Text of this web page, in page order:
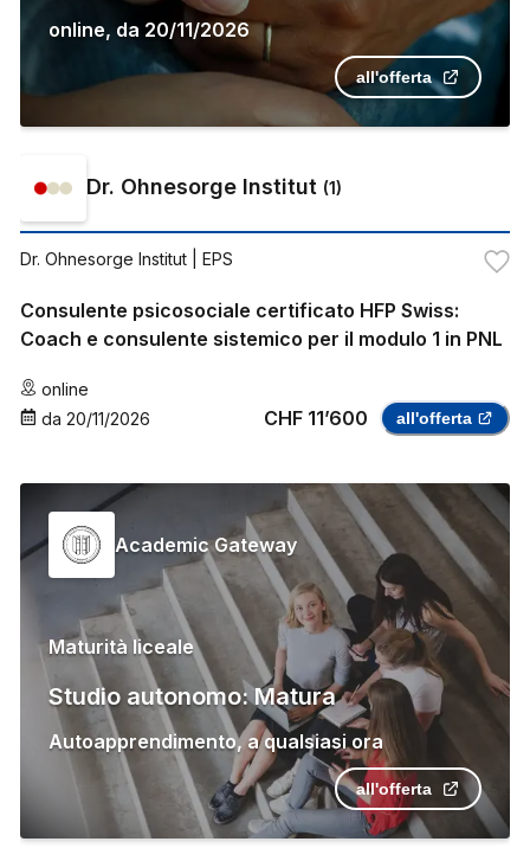
online, da 20/11/2026
all'offerta
Dr. Ohnesorge Institut (1)
Dr. Ohnesorge Institut | EPS
Consulente psicosociale certificato HFP Swiss:
Coach e consulente sistemico per il modulo 1 in PNL
online
da 20/11/2026 CHF 11’600 all'offerta
Academic Gateway
Maturità liceale
Studio autonomo: Matura
Autoapprendimento,a qualsiasi ora
all'offerta